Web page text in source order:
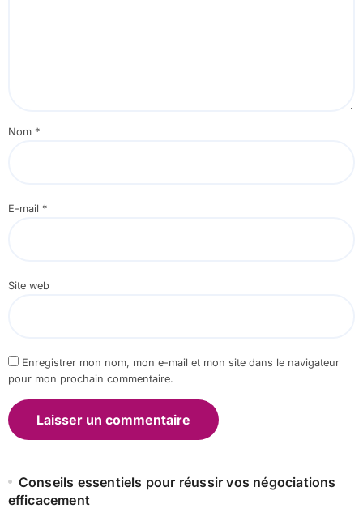
Nom *
E-mail *
Site web
Enregistrer mon nom, mon e-mail et mon site dans le navigateur
pour mon prochain commentaire.
Conseils essentiels pour réussir vos négociations
efficacement